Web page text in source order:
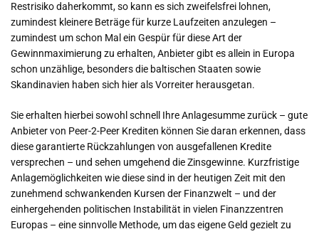
Restrisiko daherkommt, so kann es sich zweifelsfrei lohnen,
zumindest kleinere Beträge für kurze Laufzeiten anzulegen –
zumindest um schon Mal ein Gespür für diese Art der
Gewinnmaximierung zu erhalten, Anbieter gibt es allein in Europa
schon unzählige, besonders die baltischen Staaten sowie
Skandinavien haben sich hier als Vorreiter herausgetan.
Sie erhalten hierbei sowohl schnell Ihre Anlagesumme zurück – gute
Anbieter von Peer-2-Peer Krediten können Sie daran erkennen, dass
diese garantierte Rückzahlungen von ausgefallenen Kredite
versprechen – und sehen umgehend die Zinsgewinne. Kurzfristige
Anlagemöglichkeiten wie diese sind in der heutigen Zeit mit den
zunehmend schwankenden Kursen der Finanzwelt – und der
einhergehenden politischen Instabilität in vielen Finanzzentren
Europas – eine sinnvolle Methode, um das eigene Geld gezielt zu